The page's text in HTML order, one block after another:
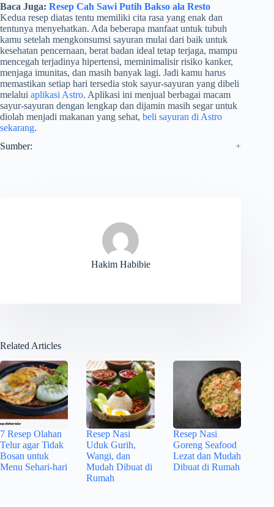
Baca Juga: Resep Cah Sawi Putih Bakso ala Resto
Kedua resep diatas tentu memiliki cita rasa yang enak dan
tentunya menyehatkan. Ada beberapa manfaat untuk tubuh
kamu setelah mengkonsumsi sayuran mulai dari baik untuk
kesehatan pencernaan, berat badan ideal tetap terjaga, mampu
mencegah terjadinya hipertensi, meminimalisir risiko kanker,
menjaga imunitas, dan masih banyak lagi. Jadi kamu harus
memastikan setiap hari tersedia stok sayur-sayuran yang dibeli
melalui aplikasi Astro. Aplikasi ini menjual berbagai macam
sayur-sayuran dengan lengkap dan dijamin masih segar untuk
diolah menjadi makanan yang sehat, beli sayuran di Astro
sekarang.
Sumber:
Hakim Habibie
Related Articles
7 Resep Olahan
Telur agar Tidak
Bosan untuk
Menu Sehari-hari
Resep Nasi
Uduk Gurih,
Wangi, dan
Mudah Dibuat di
Rumah
Resep Nasi
Goreng Seafood
Lezat dan Mudah
Dibuat di Rumah